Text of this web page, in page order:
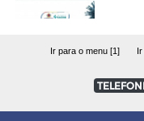
Ir para o menu [1]